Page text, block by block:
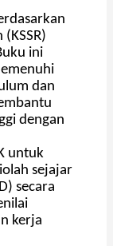
ini
dan
dengan
untuk
sejajar
secara
kerja